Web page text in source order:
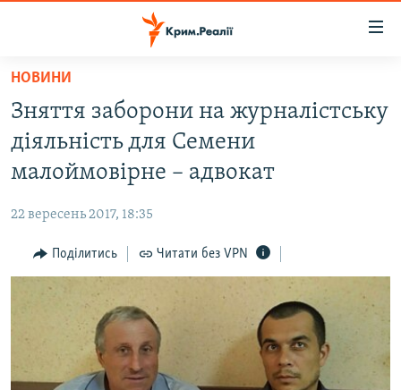
Перейти
основного
матеріалу
до
основної
навігації
Перейти
до
пошуку
ВІДЕО ТА ФОТО
БЛОГИ
ПОГЛЯД
ІНТЕРВ'Ю
ВСЕ ЗА ДЕНЬ
СПЕЦПРОЕКТИ
ДЕПОРТАЦІЯ
ЯК ОБІЙТИ БЛОКУВАННЯ
НОВИНИ
Зняття заборони на журналістську
діяльність для Семени
малоймовірне – адвокат
22 вересень 2017, 18:35
Поділитись Читати без VPN